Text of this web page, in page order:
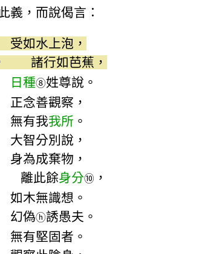
義，而說偈言：
如水上泡，
諸行如芭蕉，
日種⑧姓尊說。
念善觀察，
有我我所 。
智分別說，
為成棄物，
離此餘身分⑩ ，
木無識想。
幻偽ⓗ誘愚夫。
有堅固者。